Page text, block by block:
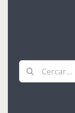
Cerca
…